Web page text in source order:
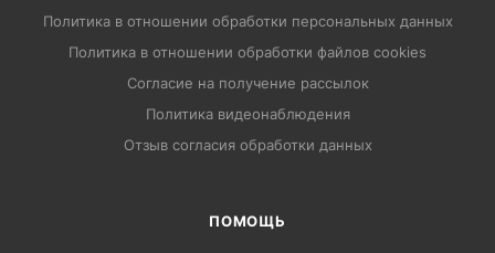
Политика в отношении обработки персональных данных
Политика в отношении обработки файлов cookies
Согласие на получение рассылок
Политика видеонаблюдения
Отзыв согласия обработки данных
ПОМОЩЬ